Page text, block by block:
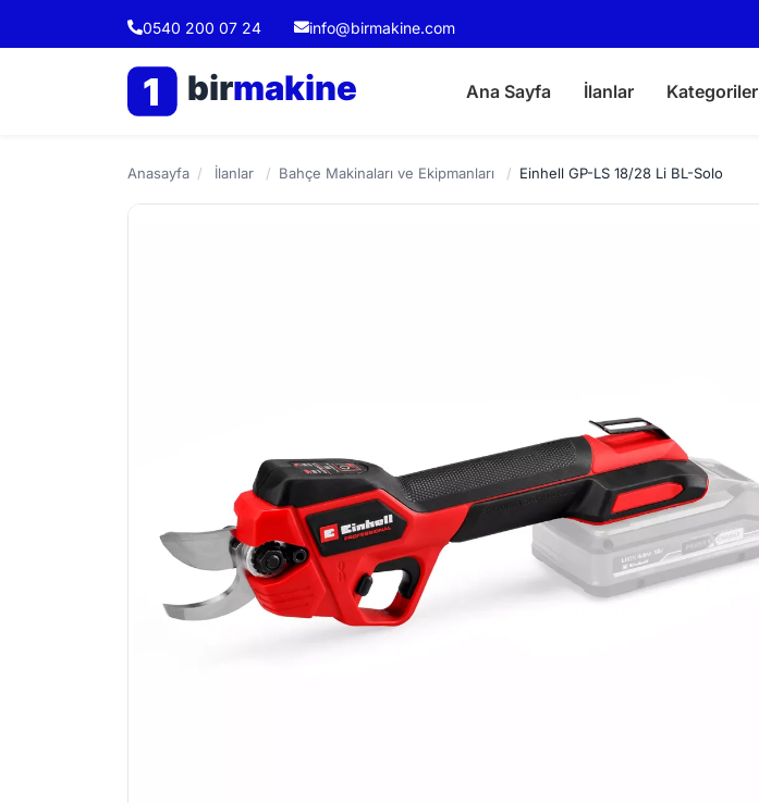
0540 200 07 24 info@birmakine.com
1 birmakine Ana Sayfa İlanlar Kategoriler
Anasayfa / İlanlar / Bahçe Makinaları ve Ekipmanları / Einhell GP-LS 18/28 Li BL-Solo